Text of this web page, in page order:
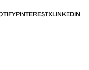
PINTERESTXLINKEDIN